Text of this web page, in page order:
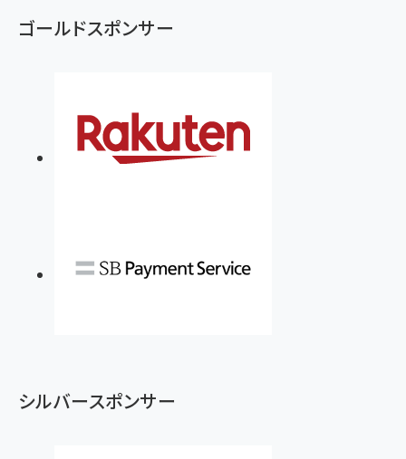
ゴールドスポンサー
シルバースポンサー